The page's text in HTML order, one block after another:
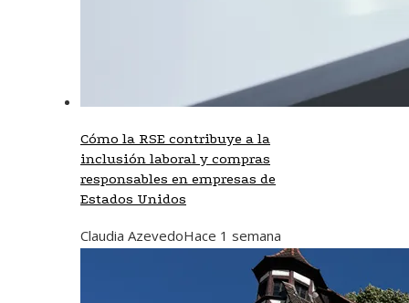
Cómo la RSE contribuye a la
inclusión laboral y compras
responsables en empresas de
Estados Unidos
Claudia AzevedoHace 1 semana